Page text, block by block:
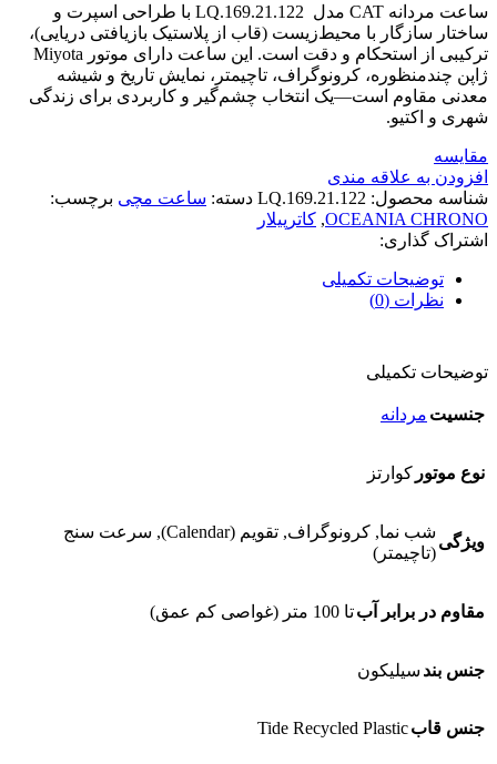
ساعت مردانه CAT مدل LQ.169.21.122 با طراحی اسپرت و
ساختار سازگار با محیط‌زیست (قاب از پلاستیک بازیافتی دریایی)،
ترکیبی از استحکام و دقت است. این ساعت دارای موتور Miyota
ژاپن چندمنظوره، کرونوگراف، تاچیمتر، نمایش تاریخ و شیشه
معدنی مقاوم است—یک انتخاب چشم‌گیر و کاربردی برای زندگی
شهری و اکتیو.
مقایسه
افزودن به علاقه مندی
شناسه محصول: LQ.169.21.122 دسته: ساعت مچی برچسب:
OCEANIA CHRONO
, کاترپیلار
اشتراک گذاری:
توضیحات تکمیلی
نظرات (0)
توضیحات تکمیلی
جنسیت مردانه
نوع موتور کوارتز
ویژگی
شب نما, کرونوگراف, تقویم (Calendar), سرعت سنج
(تاچیمتر)
مقاوم در برابر آبتا 100 متر (غواصی کم عمق)
جنس بند سیلیکون
جنس قابTide Recycled Plastic